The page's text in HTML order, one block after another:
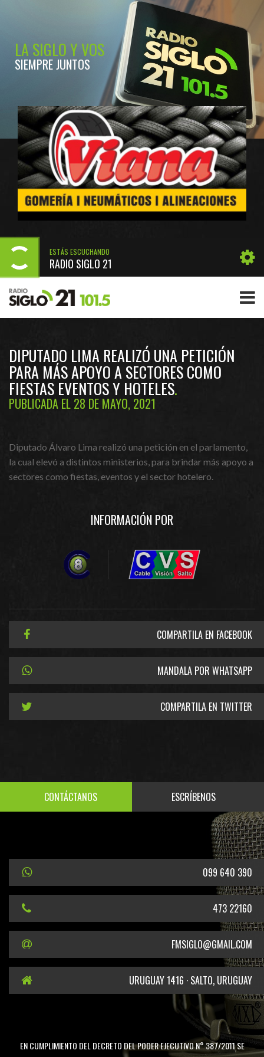
LA SIGLO Y VOS
SIEMPRE JUNTOS
ESTÁS ESCUCHANDO
RADIO SIGLO 21
DIPUTADO LIMA REALIZÓ UNA PETICIÓN
PARA MÁS APOYO A SECTORES COMO
FIESTAS EVENTOS Y HOTELES
PUBLICADA EL 28 DE MAYO, 2021
Diputado Álvaro Lima realizó una petición en el parlamento,
la cual elevó a distintos ministerios, para brindar más apoyo a
sectores como fiestas, eventos y el sector hotelero.
INFORMACIÓN POR
COMPARTILA EN FACEBOOK
MANDALA POR WHATSAPP
COMPARTILA EN TWITTER
CONTÁCTANOS ESCRÍBENOS
099 640 390
473 22160
FMSIGLO@GMAIL.COM
URUGUAY 1416 · SALTO, URUGUAY
EN CUMPLIMIENTO DEL DECRETO DEL PODER EJECUTIVO N° 387/2011 SE